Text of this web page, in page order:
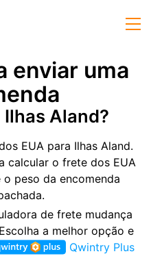
enviar uma
Ilhas Aland?
EUA para Ilhas Aland.
calcular o frete dos EUA
peso da encomenda
de frete mudança
a melhor opção e
Qwintry Plus